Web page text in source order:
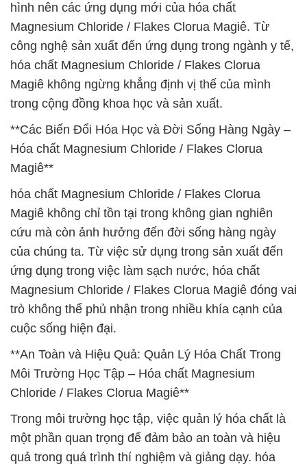
hình nên các ứng dụng mới của hóa chất
Magnesium Chloride / Flakes Clorua Magiê. Từ
công nghệ sản xuất đến ứng dụng trong ngành y tế,
hóa chất Magnesium Chloride / Flakes Clorua
Magiê không ngừng khẳng định vị thế của mình
trong cộng đồng khoa học và sản xuất.
**Các Biến Đổi Hóa Học và Đời Sống Hàng Ngày –
Hóa chất Magnesium Chloride / Flakes Clorua
Magiê**
hóa chất Magnesium Chloride / Flakes Clorua
Magiê không chỉ tồn tại trong không gian nghiên
cứu mà còn ảnh hưởng đến đời sống hàng ngày
của chúng ta. Từ việc sử dụng trong sản xuất đến
ứng dụng trong việc làm sạch nước, hóa chất
Magnesium Chloride / Flakes Clorua Magiê đóng vai
trò không thể phủ nhận trong nhiều khía cạnh của
cuộc sống hiện đại.
**An Toàn và Hiệu Quả: Quản Lý Hóa Chất Trong
Môi Trường Học Tập – Hóa chất Magnesium
Chloride / Flakes Clorua Magiê**
Trong môi trường học tập, việc quản lý hóa chất là
một phần quan trọng để đảm bảo an toàn và hiệu
quả trong quá trình thí nghiệm và giảng dạy. hóa